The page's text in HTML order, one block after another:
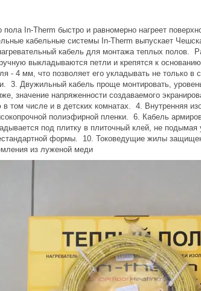
пола In-Therm быстро и равномерно нагреет
кабельные системы In-Therm выпускает
кабель для монтажа теплых полов.
выкладываются петли и крепятся к
- 4 мм, что позволяет его укладывать не только
3. Двужильный кабель проще монтировать,
значение напряженности создаваемого
в том числе и в детских комнатах. 4. Внутренняя
полиэфирной пленки. 6. Кабель
под плитку в плиточный клей, не
формы. 10. Токоведущие жилы
из луженой меди